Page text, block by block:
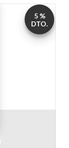
5 %
DTO.